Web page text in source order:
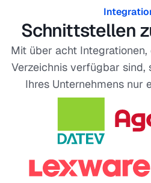
Schnittstellen
Mit über acht
Verzeichnis verfügbar sind,
Ihres Unternehmens nur